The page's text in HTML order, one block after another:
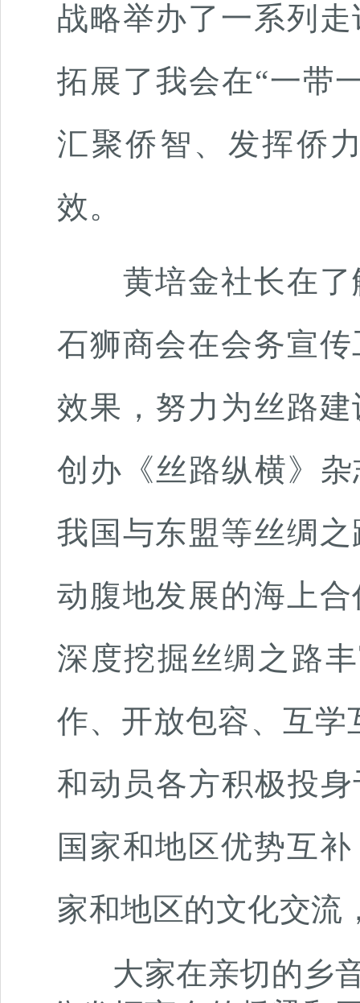
战略举办了一系列
拓展了我会在“一带
汇聚侨智、发挥侨
效。
黄培金社长在了
石狮商会在会务宣
效果，努力为丝路
创办《丝路纵横》
我国与东盟等丝绸
动腹地发展的海上
深度挖掘丝绸之路
作、开放包容、互学
和动员各方积极投
国家和地区优势互
家和地区的文化交流
大家在亲切的乡